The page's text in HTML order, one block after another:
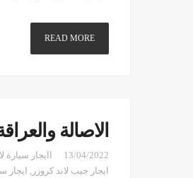
READ MORE
الاصالة
13/04/2022 اايجار سيارة
ايجار جيب لاند كروزر , ايجار